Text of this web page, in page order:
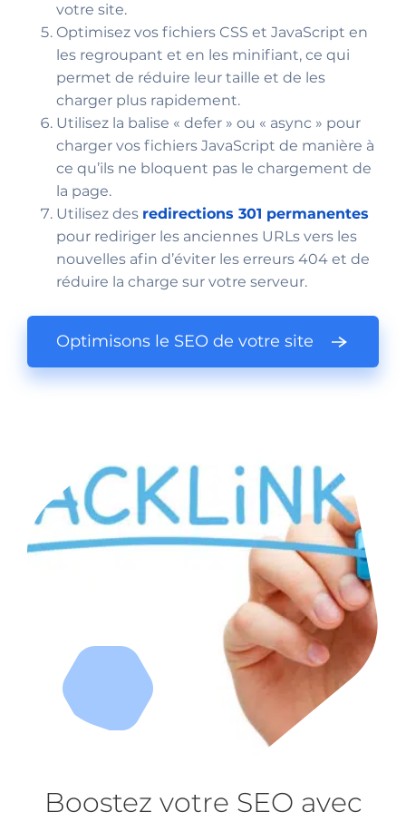
votre site.
Optimisez vos fichiers CSS et JavaScript en
les regroupant et en les minifiant, ce qui
permet de réduire leur taille et de les
charger plus rapidement.
Utilisez la balise « defer » ou « async » pour
charger vos fichiers JavaScript de manière à
ce qu’ils ne bloquent pas le chargement de
la page.
Utilisez des redirections 301 permanentes
pour rediriger les anciennes URLs vers les
nouvelles afin d’éviter les erreurs 404 et de
réduire la charge sur votre serveur.
Optimisons le SEO de votre site
Boostez votre SEO avec